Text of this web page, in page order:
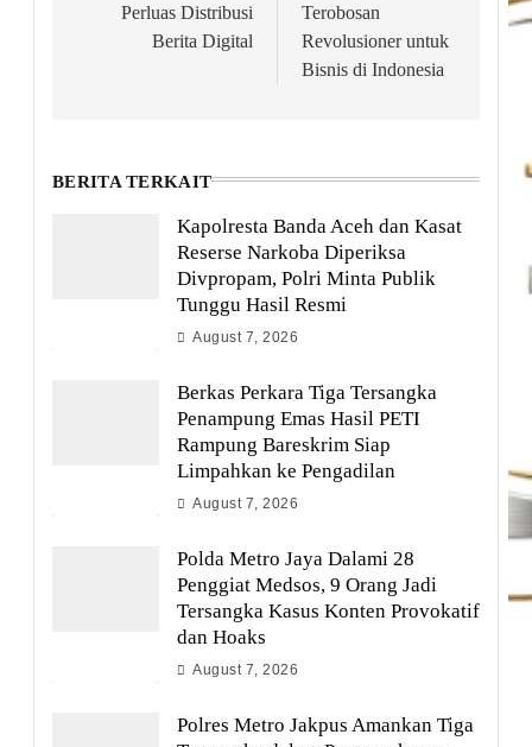
Perluas Distribusi
Berita Digital
Terobosan
Revolusioner untuk
Bisnis di Indonesia
BERITA TERKAIT
Kapolresta Banda Aceh dan Kasat
Reserse Narkoba Diperiksa
Divpropam, Polri Minta Publik
Tunggu Hasil Resmi
August 7, 2026
Berkas Perkara Tiga Tersangka
Penampung Emas Hasil PETI
Rampung Bareskrim Siap
Limpahkan ke Pengadilan
August 7, 2026
Polda Metro Jaya Dalami 28
Penggiat Medsos, 9 Orang Jadi
Tersangka Kasus Konten Provokatif
dan Hoaks
August 7, 2026
Polres Metro Jakpus Amankan Tiga